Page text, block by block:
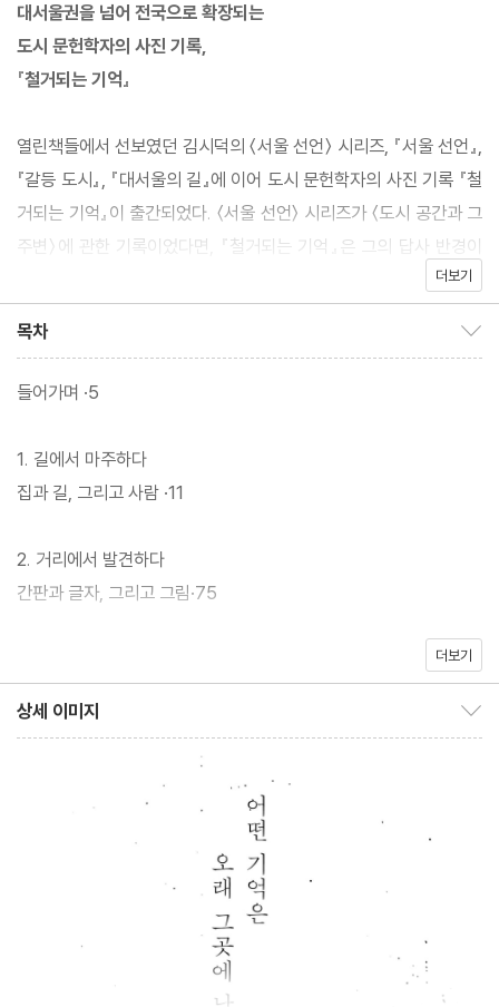
대서울권을 넘어 전국으로 확장되는
도시 문헌학자의 사진 기록,
『철거되는 기억』
열린책들에서 선보였던 김시덕의 〈서울 선언〉 시리즈, 『서울 선언』,
『갈등 도시』, 『대서울의 길』에 이어 도시 문헌학자의 사진 기록 『철
거되는 기억』이 출간되었다. 〈서울 선언〉 시리즈가 〈도시 공간과 그
주변〉에 관한 기록이었다면, 『철거되는 기억』은 그의 답사 반경이
대서울권을 넘어 〈전국으로 확장되는〉 상징적 의미를 갖는다. 『철거
을 선별해 수록했고 〈김포 통진〉, 〈인천 중구〉, 〈전북 김제〉, 〈제주 서
귀포〉, 〈부산 기장〉, 〈강원 삼척〉 등 전국에서 포착한 10년의 기록을
그 기록을 중심으로 구성했다. 아울러 답사 장소와 날짜가 담긴 〈답
사의 기록〉을 따로 마련해 수록했다. 매일 전국의 〈현장〉을 기록하는
사의 현장으로 우리를 안내한다.
더보기
목차
들어가며 ·5
1. 길에서 마주하다
집과 길, 그리고 사람 ·11
2. 거리에서 발견하다
간판과 글자, 그리고 그림·75
사라진, 사라질 개발의 풍경·195
더보기
상세 이미지